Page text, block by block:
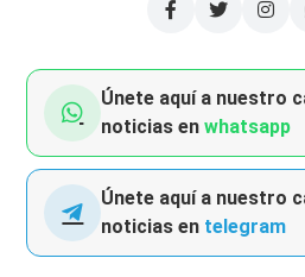
Únete aquí a nuestro
noticias enwhatsapp
Únete aquí a nuestro
noticias en telegram